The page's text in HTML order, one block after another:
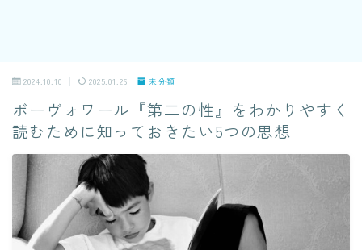
2024.10.10 2025.01.26 未分類
ボーヴォワール『第二の性』をわかりやすく
読むために知っておきたい5つの思想